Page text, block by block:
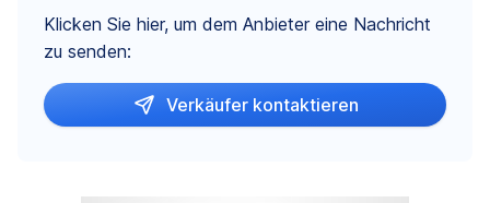
Klicken Sie hier, um dem Anbieter eine Nachricht
zu senden:
Verkäufer kontaktieren